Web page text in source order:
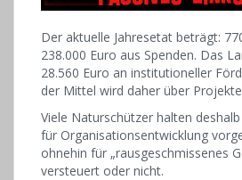
Der aktuelle Jahresetat beträgt:
238.000 Euro aus Spenden. Das
28.560 Euro an institutioneller
der Mittel wird daher über
Viele Naturschützer halten
für Organisationsentwicklung
ohnehin für „rausgeschmissenes
versteuert oder nicht.